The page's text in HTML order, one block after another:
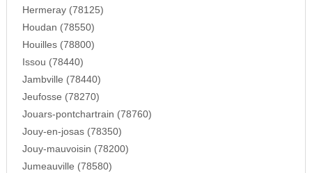
Hermeray (78125)
Houdan (78550)
Houilles (78800)
Issou (78440)
Jambville (78440)
Jeufosse (78270)
Jouars-pontchartrain (78760)
Jouy-en-josas (78350)
Jouy-mauvoisin (78200)
Jumeauville (78580)